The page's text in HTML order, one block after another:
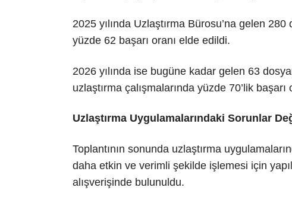
2025 yılında Uzlaştırma Bürosu’na gelen
yüzde 62 başarı oranı elde edildi.
2026 yılında ise bugüne kadar gelen 63
uzlaştırma çalışmalarında yüzde 70’lik başarı
Uzlaştırma Uygulamalarındaki Sorunlar
Toplantının sonunda uzlaştırma
daha etkin ve verimli şekilde işlemesi için
alışverişinde bulunuldu.